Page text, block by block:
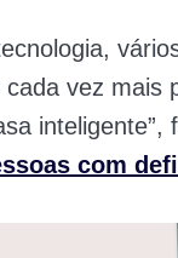
vez mais
com